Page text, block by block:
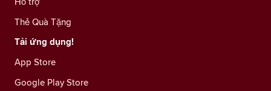
Thẻ Quà Tặng
Tải ứng dụng!
App Store
Google Play Store